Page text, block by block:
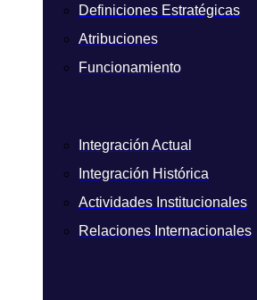
Definiciones Estratégicas
Atribuciones
Funcionamiento
Integración Actual
Integración Histórica
Actividades Institucionales
Relaciones Internacionales